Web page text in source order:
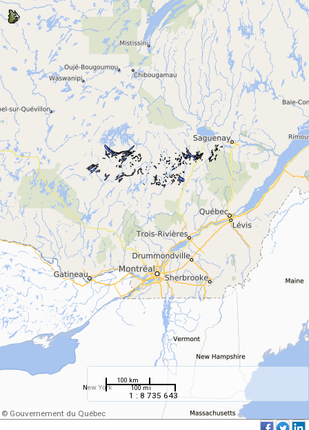
100 km
100 mi
1 : 8 735 643
© Gouvernement du Québec